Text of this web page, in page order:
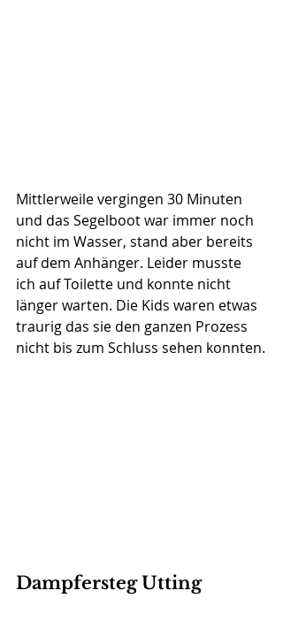
Mittlerweile vergingen 30 Minuten
und das Segelboot war immer noch
nicht im Wasser, stand aber bereits
auf dem Anhänger. Leider musste
ich auf Toilette und konnte nicht
länger warten. Die Kids waren etwas
traurig das sie den ganzen Prozess
nicht bis zum Schluss sehen konnten.
Dampfersteg Utting